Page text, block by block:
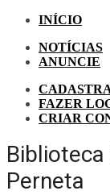
INÍCIO
NOTÍCIAS
ANUNCIE
FAZER
CRIAR
Biblioteca
Perneta